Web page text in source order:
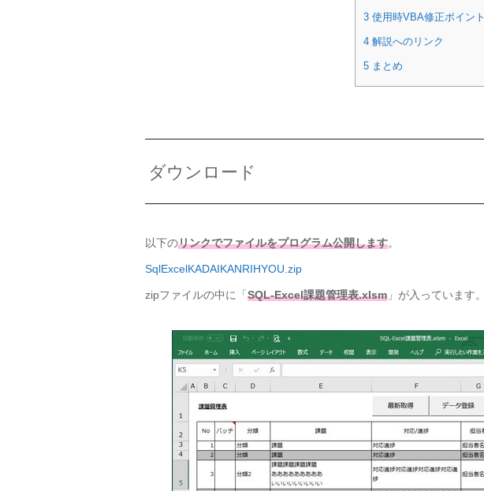
3使用時VBA修正ポイント
4解説へのリンク
5まとめ
ダウンロード
以下のリンクでファイルをプログラム公開します。
SqlExcelKADAIKANRIHYOU.zip
zipファイルの中に「 SQL-Excel課題管理表.xlsm 」が入っています。